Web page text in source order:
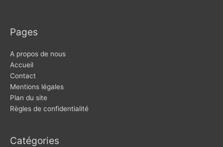
Pages
A propos de nous
Accueil
Contact
Mentions légales
Plan du site
Règles de confidentialité
Catégories